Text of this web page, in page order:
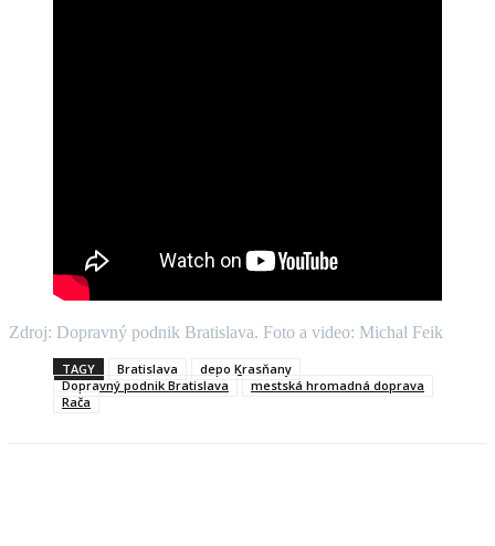
Zdroj: Dopravný podnik Bratislava. Foto a video: Michal Feik
TAGY Bratislava
depo Krasňany
Dopravný podnik Bratislava
mestská hromadná doprava
Rača